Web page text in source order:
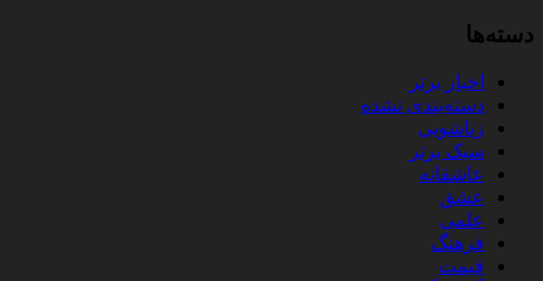
دسته‌ها
اخبار برتر
دسته‌بندی نشده
زناشویی
سبک برتر
عاشقانه
عشق
علمی
فرهنگ
قیمت